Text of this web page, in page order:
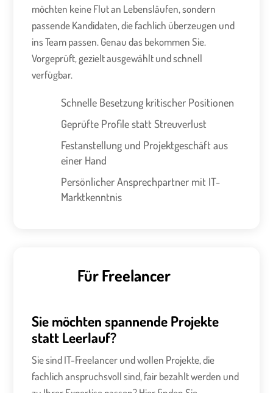
möchten keine Flut an Lebensläufen, sondern
passende Kandidaten, die fachlich überzeugen und
ins Team passen. Genau das bekommen Sie.
Vorgeprüft, gezielt ausgewählt und schnell
verfügbar.
Schnelle Besetzung kritischer Positionen
Geprüfte Profile statt Streuverlust
Festanstellung und Projektgeschäft aus
einer Hand
Persönlicher Ansprechpartner mit IT-
Marktkenntnis
Für Freelancer
Sie möchten spannende Projekte
statt Leerlauf?
Sie sind IT-Freelancer und wollen Projekte, die
fachlich anspruchsvoll sind, fair bezahlt werden und